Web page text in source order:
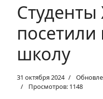
школу
31 октября 2024
Просмотров: 1148